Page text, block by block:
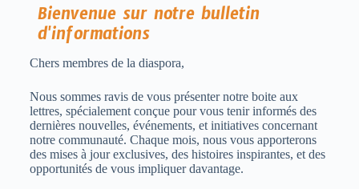
Bienvenue sur notre bulletin
d'informations
Chers membres de la diaspora,
Nous sommes ravis de vous présenter notre boite aux
lettres, spécialement conçue pour vous tenir informés des
dernières nouvelles, événements, et initiatives concernant
notre communauté. Chaque mois, nous vous apporterons
des mises à jour exclusives, des histoires inspirantes, et des
opportunités de vous impliquer davantage.